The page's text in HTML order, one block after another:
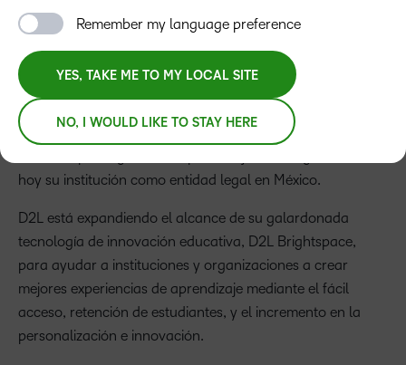
educativas y empresas en México a través de
Comunicado de Prensa
hoy su institución como entidad legal en México.
D2L está expandiendo el alcance de su galardonada
tecnología de innovación educativa, D2L Brightspace,
para ayudar a instituciones y organizaciones a crear
mejores experiencias de aprendizaje mediante el fácil
acceso, retención de estudiantes, y el incremento en la
personalización e innovación.
Remember my language preference
YES, TAKE ME TO MY LOCAL SITE
NO, I WOULD LIKE TO STAY HERE